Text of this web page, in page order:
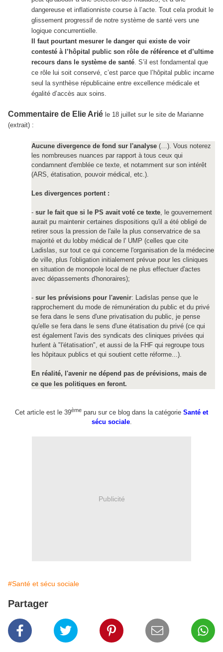
dangereuse et inflationniste course à l’acte. Tout cela produit le
glissement progressif de notre système de santé vers une
logique concurrentielle.
Il faut pourtant mesurer le danger qui existe de voir
contesté à l’hôpital public son rôle de référence et d’ultime
recours dans le système de santé. S’il est fondamental que
ce rôle lui soit conservé, c’est parce que l’hôpital public incarne
seul la synthèse républicaine entre excellence médicale et
égalité d’accès aux soins.
Commentaire de Elie Arié le 18 juillet sur le site de Marianne
(extrait) :
Aucune divergence de fond sur l'analyse (…). Vous noterez
les nombreuses nuances par rapport à tous ceux qui
condamnent d'emblée ce texte, et notamment sur son intérêt
(ARS, étatisation, pouvoir médical, etc.).
Les divergences portent :
-sur le fait que si le PS avait voté ce texte, le gouvernement
aurait pu maintenir certaines dispositions qu'il a été obligé de
retirer sous la pression de l'aile la plus conservatrice de sa
majorité et du lobby médical de l' UMP (celles que cite
Ladislas, sur tout ce qui concerne l'organisation de la médecine
de ville, plus l'obligation initialement prévue pour les cliniques
en situation de monopole local de ne plus effectuer d'actes
avec dépassements d'honoraires);
-sur les prévisions pour l'avenir: Ladislas pense que le
rapprochement du mode de rémunération du public et du privé
se fera dans le sens d'une privatisation du public, je pense
qu'elle se fera dans le sens d'une étatisation du privé (ce qui
est également l'avis des syndicats des cliniques privées qui
hurlent à "l'étatisation", et aussi de la FHF qui regroupe tous
les hôpitaux publics et qui soutient cette réforme...).
En réalité, l'avenir ne dépend pas de prévisions, mais de
ce que les politiques en feront.
Cet article est le 39ème paru sur ce blog dans la catégorie Santé et
sécu sociale.
Publicité
#Santé et sécu sociale
Partager